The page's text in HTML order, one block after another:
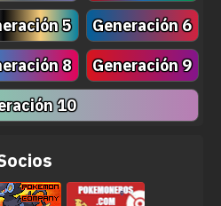
5
Generación 6
8
Generación 9
10